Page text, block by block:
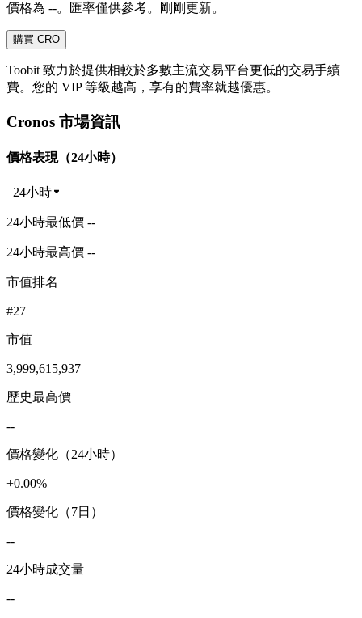
價格為 --。匯率僅供參考。剛剛更新。
購買 CRO
Toobit 致力於提供相較於多數主流交易平台更低的交易手續
費。您的 VIP 等級越高，享有的費率就越優惠。
Cronos 市場資訊
價格表現（24小時）
24小時
24小時最低價 --
24小時最高價 --
市值排名
#27
市值
3,999,615,937
歷史最高價
--
價格變化（24小時）
+0.00%
價格變化（7日）
--
24小時成交量
--